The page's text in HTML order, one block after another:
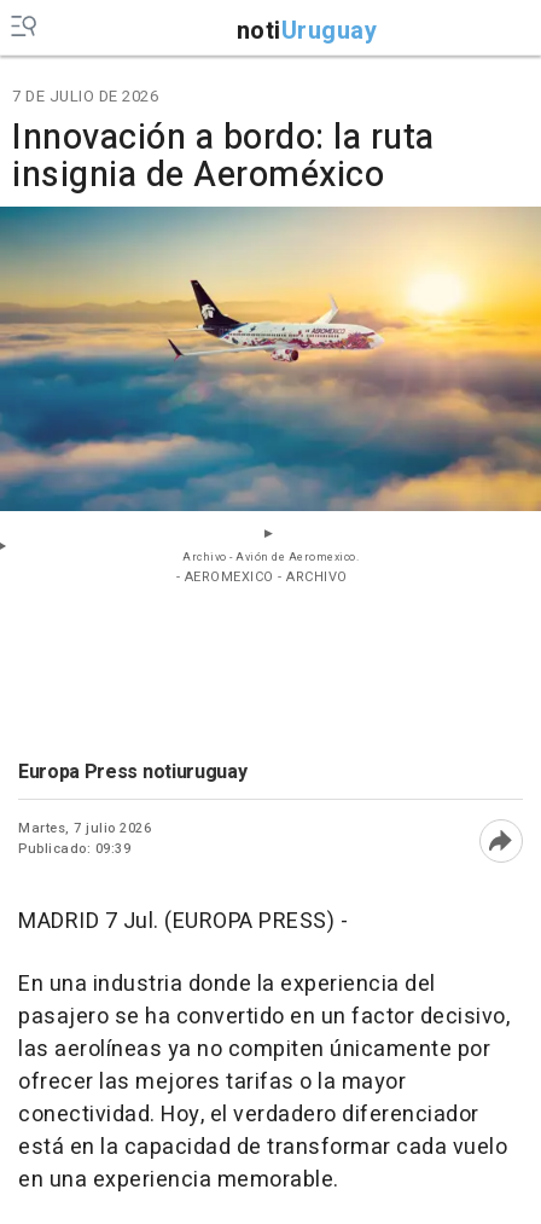
notiUruguay
7 DE JULIO DE 2026
Innovación a bordo: la ruta
insignia de Aeroméxico
Archivo - Avión de Aeromexico.
- AEROMEXICO - ARCHIVO
Europa Press notiuruguay
Martes, 7 julio 2026
Publicado: 09:39
MADRID 7 Jul. (EUROPA PRESS) -
En una industria donde la experiencia del
pasajero se ha convertido en un factor decisivo,
las aerolíneas ya no compiten únicamente por
ofrecer las mejores tarifas o la mayor
conectividad. Hoy, el verdadero diferenciador
está en la capacidad de transformar cada vuelo
en una experiencia memorable.